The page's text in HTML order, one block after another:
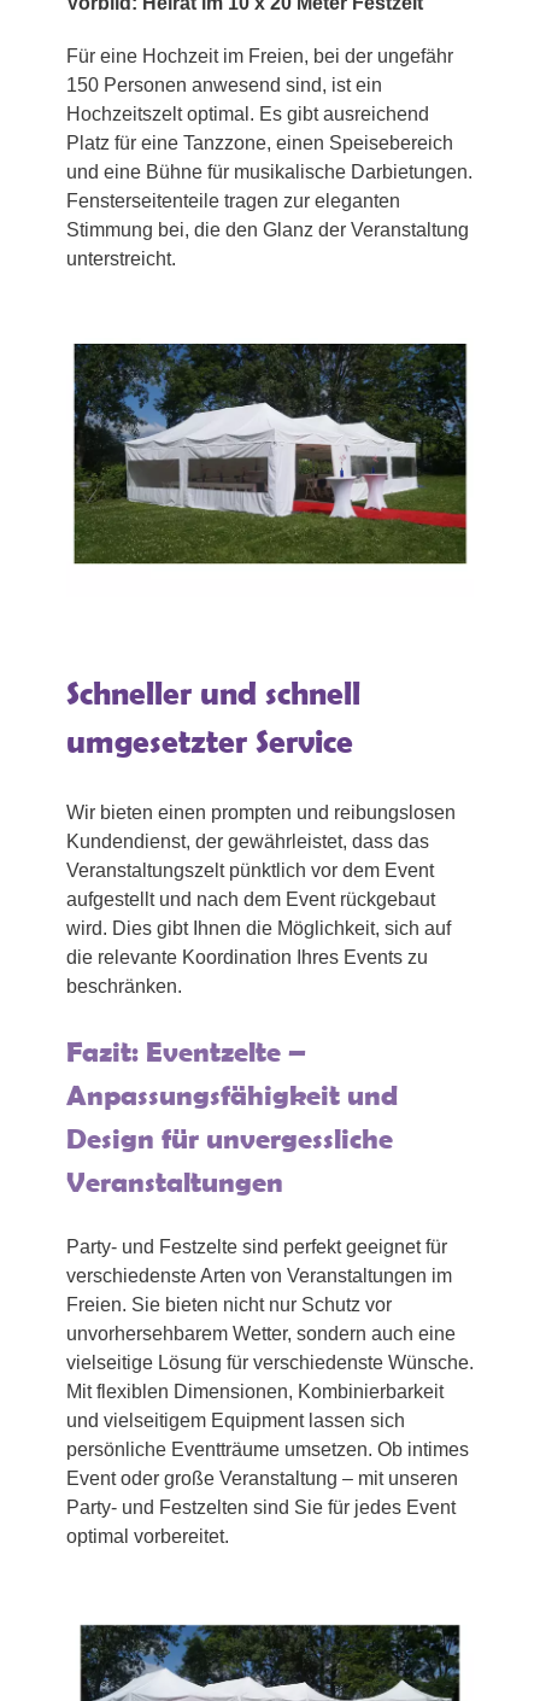
Für eine Hochzeit im Freien, bei der ungefähr
150 Personen anwesend sind, ist ein
Hochzeitszelt optimal. Es gibt ausreichend
Platz für eine Tanzzone, einen Speisebereich
und eine Bühne für musikalische Darbietungen.
Fensterseitenteile tragen zur eleganten
Stimmung bei, die den Glanz der Veranstaltung
unterstreicht.
Schneller und schnell
umgesetzter Service
Wir bieten einen prompten und reibungslosen
Kundendienst, der gewährleistet, dass das
Veranstaltungszelt pünktlich vor dem Event
aufgestellt und nach dem Event rückgebaut
wird. Dies gibt Ihnen die Möglichkeit, sich auf
die relevante Koordination Ihres Events zu
beschränken.
Fazit: Eventzelte –
Anpassungsfähigkeit und
Design für unvergessliche
Veranstaltungen
Party- und Festzelte sind perfekt geeignet für
verschiedenste Arten von Veranstaltungen im
Freien. Sie bieten nicht nur Schutz vor
unvorhersehbarem Wetter, sondern auch eine
vielseitige Lösung für verschiedenste Wünsche.
Mit flexiblen Dimensionen, Kombinierbarkeit
und vielseitigem Equipment lassen sich
persönliche Eventträume umsetzen. Ob intimes
Event oder große Veranstaltung – mit unseren
Party- und Festzelten sind Sie für jedes Event
optimal vorbereitet.